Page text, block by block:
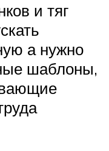
и тяг
а нужно
шаблоны,